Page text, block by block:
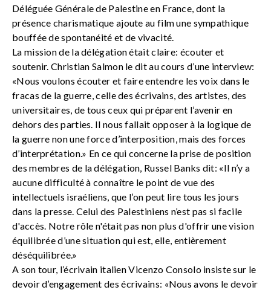
Déléguée Générale de Palestine en France, dont la
présence charismatique ajoute au film une sympathique
bouffée de spontanéité et de vivacité.
La mission de la délégation était claire: écouter et
soutenir. Christian Salmon le dit au cours d’une interview:
«Nous voulons écouter et faire entendre les voix dans le
fracas de la guerre, celle des écrivains, des artistes, des
universitaires, de tous ceux qui préparent l’avenir en
dehors des parties. Il nous fallait opposer à la logique de
la guerre non une force d’interposition, mais des forces
d’interprétation.» En ce qui concerne la prise de position
des membres de la délégation, Russel Banks dit: «Il n’y a
aucune difficulté à connaître le point de vue des
intellectuels israéliens, que l’on peut lire tous les jours
dans la presse. Celui des Palestiniens n’est pas si facile
d'accès. Notre rôle n'était pas non plus d'offrir une vision
équilibrée d’une situation qui est, elle, entièrement
déséquilibrée.»
A son tour, l’écrivain italien Vicenzo Consolo insiste sur le
devoir d’engagement des écrivains: «Nous avons le devoir